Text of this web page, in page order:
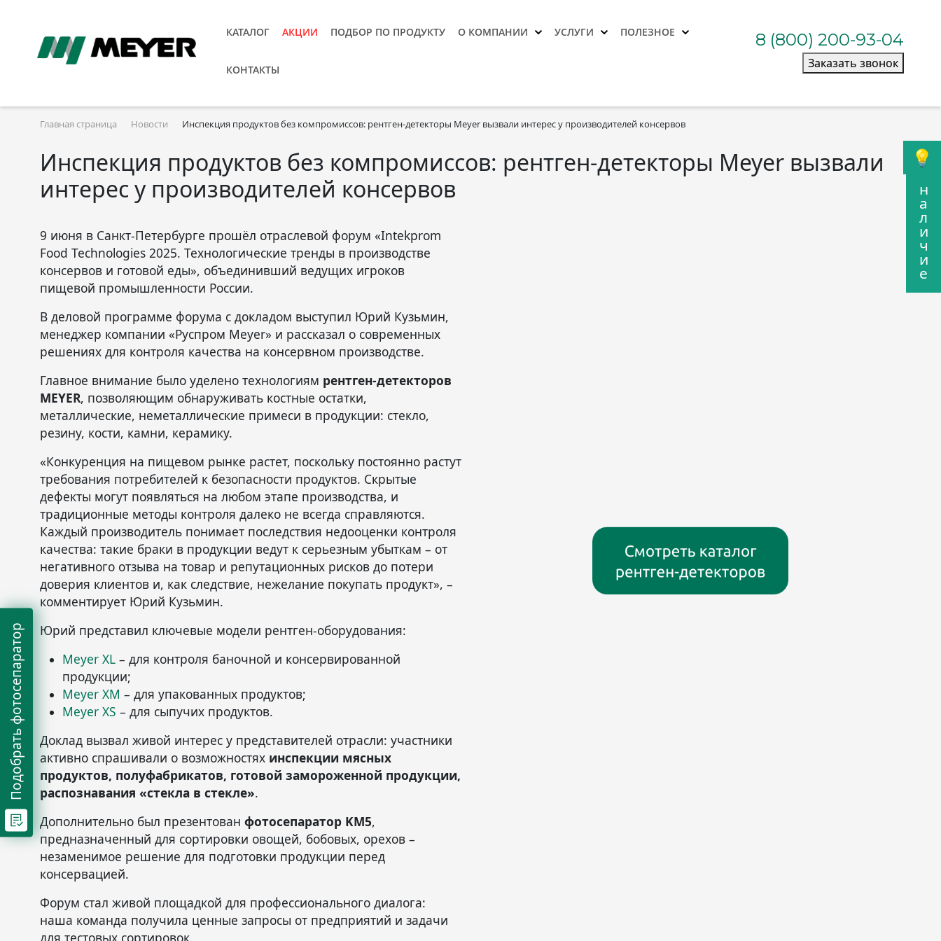
н
а
л
и
ч
и
е
КАТАЛОГ АКЦИИ ПОДБОР ПО ПРОДУКТУ О КОМПАНИИ УСЛУГИ ПОЛЕЗНОЕ
КОНТАКТЫ
8 (800) 200-93-04
Заказать звонок
Главная страница Новости Инспекция продуктов без компромиссов: рентген-детекторы Meyer вызвали интерес у производителей консервов
Инспекция продуктов без компромиссов: рентген-детекторы Meyer вызвали
интерес у производителей консервов
9 июня в Санкт-Петербурге прошёл отраслевой форум «Intekprom
Food Technologies 2025. Технологические тренды в производстве
консервов и готовой еды», объединивший ведущих игроков
пищевой промышленности России.
В деловой программе форума с докладом выступил Юрий Кузьмин,
менеджер компании «Руспром Meyer» и рассказал о современных
решениях для контроля качества на консервном производстве.
Главное внимание было уделено технологиям рентген-детекторов
MEYER, позволяющим обнаруживать костные остатки,
металлические, неметаллические примеси в продукции: стекло,
резину, кости, камни, керамику.
«Конкуренция на пищевом рынке растет, поскольку постоянно растут
требования потребителей к безопасности продуктов. Скрытые
дефекты могут появляться на любом этапе производства, и
традиционные методы контроля далеко не всегда справляются.
Каждый производитель понимает последствия недооценки контроля
качества: такие браки в продукции ведут к серьезным убыткам – от
негативного отзыва на товар и репутационных рисков до потери
доверия клиентов и, как следствие, нежелание покупать продукт», –
комментирует Юрий Кузьмин.
Юрий представил ключевые модели рентген-оборудования:
Meyer XL – для контроля баночной и консервированной
продукции;
Meyer XM – для упакованных продуктов;
Meyer XS – для сыпучих продуктов.
Доклад вызвал живой интерес у представителей отрасли: участники
активно спрашивали о возможностях инспекции мясных
продуктов, полуфабрикатов, готовой замороженной продукции,
распознавания «стекла в стекле».
Дополнительно был презентован фотосепаратор KM5,
предназначенный для сортировки овощей, бобовых, орехов –
незаменимое решение для подготовки продукции перед
консервацией.
Форум стал живой площадкой для профессионального диалога:
наша команда получила ценные запросы от предприятий и задачи
для тестовых сортировок.
Подобрать фотосепаратор